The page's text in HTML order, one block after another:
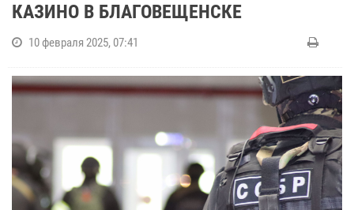
КАЗИНО В БЛАГОВЕЩЕНСКЕ
10 февраля 2025, 07:41